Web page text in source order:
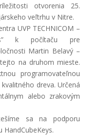
otvorenia 25.
veľtrhu v Nitre.
UVP TECHNICOM –
k počítaču pre
Martin Belavý –
na druhom mieste.
programovateľnou
dreva. Určená
alebo zrakovým
sa na podporu